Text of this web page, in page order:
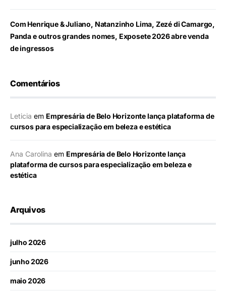
Com Henrique & Juliano, Natanzinho Lima, Zezé di Camargo,
Panda e outros grandes nomes, Exposete 2026 abre venda
de ingressos
Comentários
Leticia em Empresária de Belo Horizonte lança plataforma de
cursos para especialização em beleza e estética
Ana Carolina em Empresária de Belo Horizonte lança
plataforma de cursos para especialização em beleza e
estética
Arquivos
julho 2026
junho 2026
maio 2026